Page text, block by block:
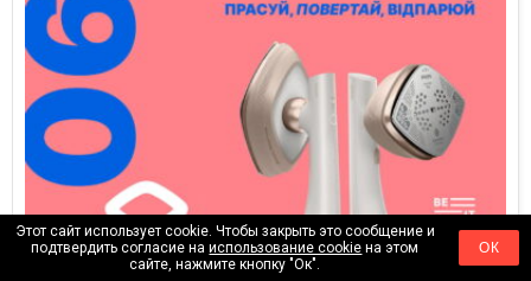
Этот сайт использует cookie. Чтобы закрыть это сообщение и
подтвердить согласие наиспользование cookie на этом
сайте, нажмите кнопку "Ок".
ОК